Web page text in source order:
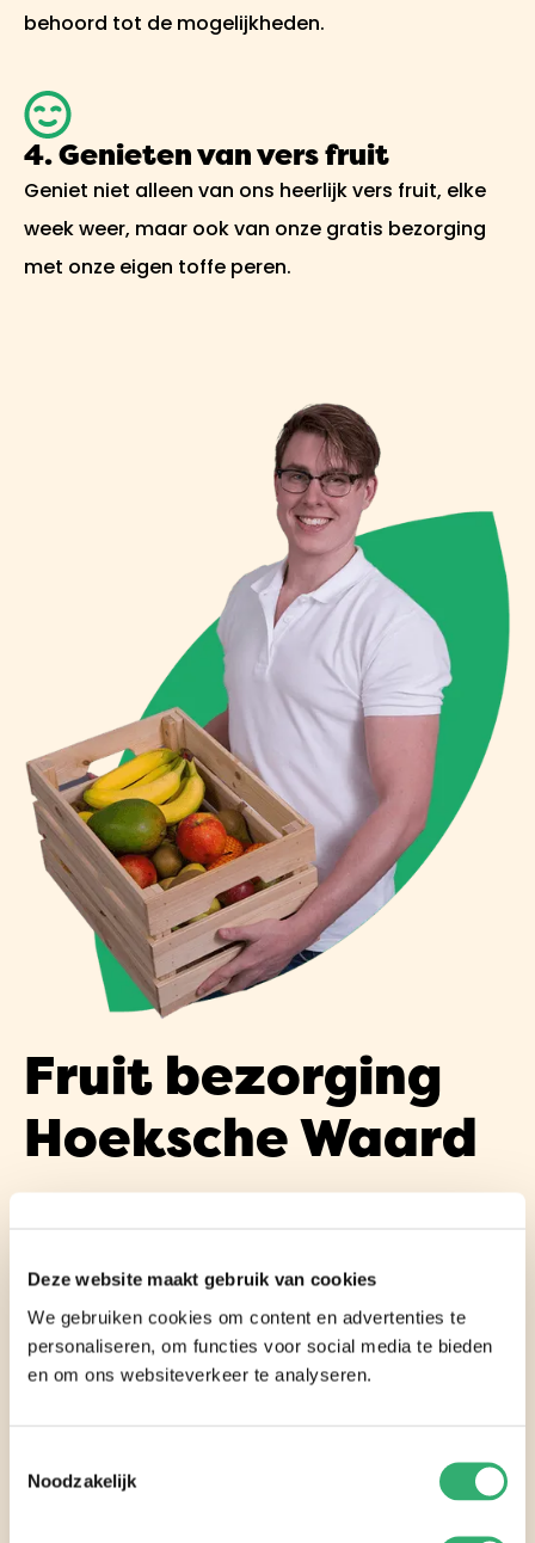
Deze website maakt gebruik van cookies
We gebruiken cookies om content en advertenties te
personaliseren, om functies voor social media te bieden
en om ons websiteverkeer te analyseren.
Noodzakelijk
behoord tot de mogelijkheden.
4. Genieten van vers fruit
Geniet niet alleen van ons heerlijk vers fruit, elke
week weer, maar ook van onze gratis bezorging
met onze eigen toffe peren.
Fruit bezorging
Hoeksche Waard
gehele regio Hoeksche Waard. Met een divers
aanbod van heerlijk vers fruit in verschillende
porties, is er voor elk van de 87.000 inwoners iets
beschikbaar vanaf slechts €9,99!